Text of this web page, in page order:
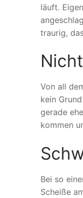
läuft.
traurig,
Von all
kein
gerade
kommen
Bei so
Scheiße